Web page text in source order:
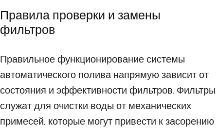
Правила проверки и замены
фильтров
Правильное функционирование системы
автоматического полива напрямую зависит от
состояния и эффективности фильтров. Фильтры
служат для очистки воды от механических
примесей, которые могут привести к засорению